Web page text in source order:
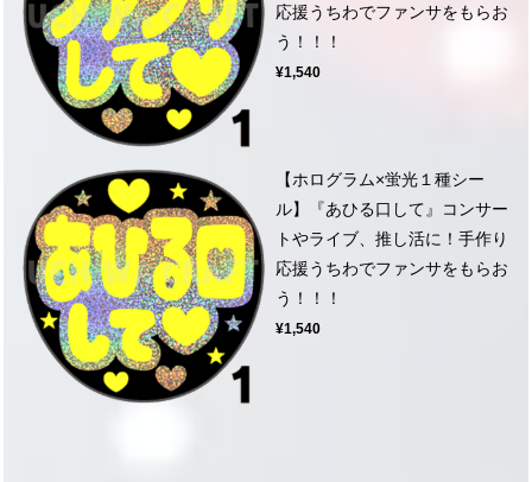
応援うちわでファンサをもらお
う！！！
¥1,540
【ホログラム×蛍光１種シー
ル】『あひる口して』コンサー
トやライブ、推し活に！手作り
応援うちわでファンサをもらお
う！！！
¥1,540